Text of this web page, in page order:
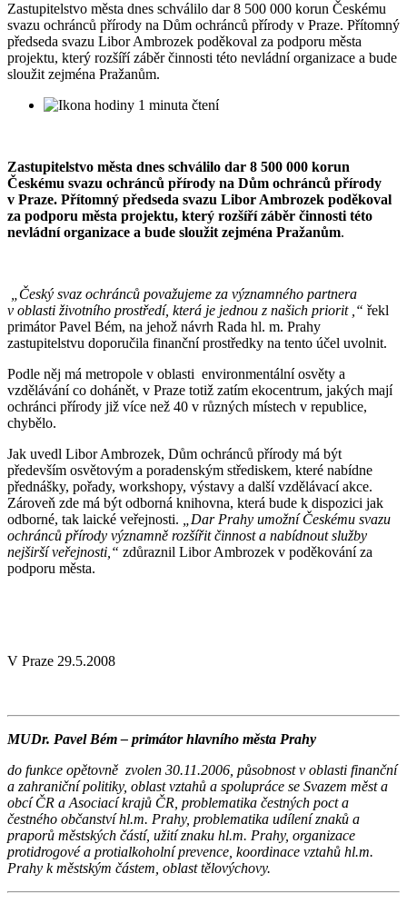
Zastupitelstvo města dnes schválilo dar 8 500 000 korun Českému
svazu ochránců přírody na Dům ochránců přírody v Praze. Přítomný
předseda svazu Libor Ambrozek poděkoval za podporu města
projektu, který rozšíří záběr činnosti této nevládní organizace a bude
sloužit zejména Pražanům.
1 minuta čtení
Zastupitelstvo města dnes schválilo dar 8 500 000 korun
Českému svazu ochránců přírody na Dům ochránců přírody
v Praze. Přítomný předseda svazu Libor Ambrozek poděkoval
za podporu města projektu, který rozšíří záběr činnosti této
nevládní organizace a bude sloužit zejména Pražanům.
„Český svaz ochránců považujeme za významného partnera
v oblasti životního prostředí, která je jednou z našich priorit ,“ řekl
primátor Pavel Bém, na jehož návrh Rada hl. m. Prahy
zastupitelstvu doporučila finanční prostředky na tento účel uvolnit.
Podle něj má metropole v oblasti environmentální osvěty a
vzdělávání co dohánět, v Praze totiž zatím ekocentrum, jakých mají
ochránci přírody již více než 40 v různých místech v republice,
chybělo.
Jak uvedl Libor Ambrozek, Dům ochránců přírody má být
především osvětovým a poradenským střediskem, které nabídne
přednášky, pořady, workshopy, výstavy a další vzdělávací akce.
Zároveň zde má být odborná knihovna, která bude k dispozici jak
odborné, tak laické veřejnosti. „Dar Prahy umožní Českému svazu
ochránců přírody významně rozšířit činnost a nabídnout služby
nejširší veřejnosti,“ zdůraznil Libor Ambrozek v poděkování za
podporu města.
V Praze 29.5.2008
MUDr. Pavel Bém – primátor hlavního města Prahy
do funkce opětovně zvolen 30.11.2006, působnost v oblasti finanční
a zahraniční politiky, oblast vztahů a spolupráce se Svazem měst a
obcí ČR a Asociací krajů ČR, problematika čestných poct a
čestného občanství hl.m. Prahy, problematika udílení znaků a
praporů městských částí, užití znaku hl.m. Prahy, organizace
protidrogové a protialkoholní prevence, koordinace vztahů hl.m.
Prahy k městským částem, oblast tělovýchovy.